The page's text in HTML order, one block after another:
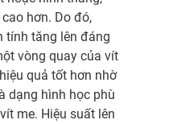
hơn. Do đó,
tính tăng lên đáng
vòng quay của vít
quả tốt hơn nhờ
dạng hình học phù
me. Hiệu suất lên